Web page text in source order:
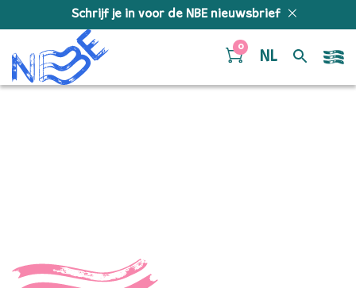
Schrijf je in voor de NBE nieuwsbrief
0
NL